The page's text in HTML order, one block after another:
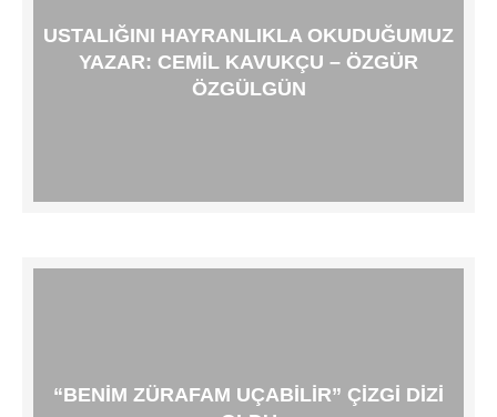
USTALIĞINI HAYRANLIKLA OKUDUĞUMUZ
YAZAR: CEMIL KAVUKÇU – ÖZGÜR
ÖZGÜLGÜN
“BENIM ZÜRAFAM UÇABILIR” ÇIZGI DIZI